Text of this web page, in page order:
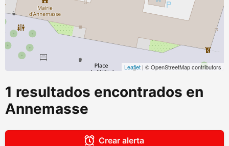
Leaflet | © OpenStreetMap contributors
1 resultados encontrados en
Annemasse
Crear alerta